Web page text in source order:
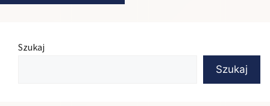
Szukaj
Szukaj